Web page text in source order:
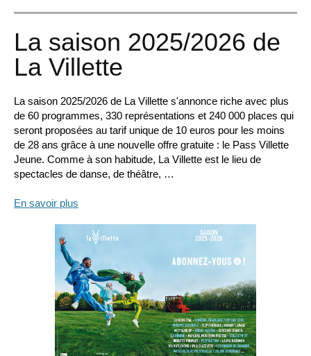
La saison 2025/2026 de
La Villette
La saison 2025/2026 de La Villette s'annonce riche avec plus
de 60 programmes, 330 représentations et 240 000 places qui
seront proposées au tarif unique de 10 euros pour les moins
de 28 ans grâce à une nouvelle offre gratuite : le Pass Villette
Jeune. Comme à son habitude, La Villette est le lieu de
spectacles de danse, de théâtre, …
En savoir plus